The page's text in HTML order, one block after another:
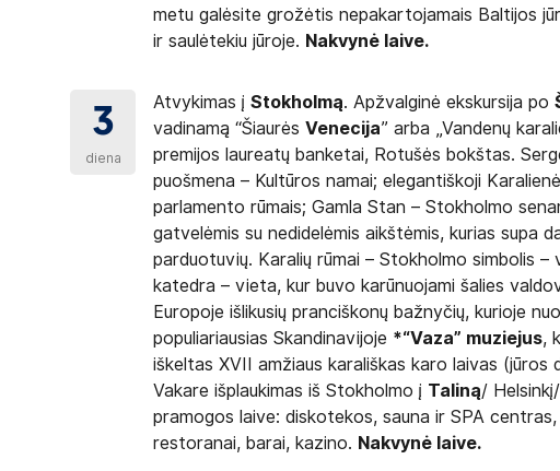
metu galėsite grožėtis nepakartojamais Baltijos
ir saulėtekiu jūroje. Nakvynė laive.
3
diena
Atvykimas įStokholmą. Apžvalginė ekskursija po
vadinamą “ŠiaurėsVenecija” arba „Vandenų
premijos laureatų banketai, Rotušės bokštas.
puošmena – Kultūros namai; elegantiškoji
parlamento rūmais; Gamla Stan – Stokholmo
gatvelėmis su nedidelėmis aikštėmis, kurias supa
parduotuvių. Karalių rūmai – Stokholmo simbolis
katedra – vieta, kur buvo karūnuojami šalies
Europoje išlikusių pranciškonų bažnyčių, kurioje
populiariausias Skandinavijoje *“Vaza” muziejus,
iškeltas XVII amžiaus karališkas karo laivas (jūros
Vakare išplaukimas iš Stokholmo į Taliną/
pramogos laive: diskotekos, sauna ir SPA
restoranai, barai, kazino. Nakvynė laive.